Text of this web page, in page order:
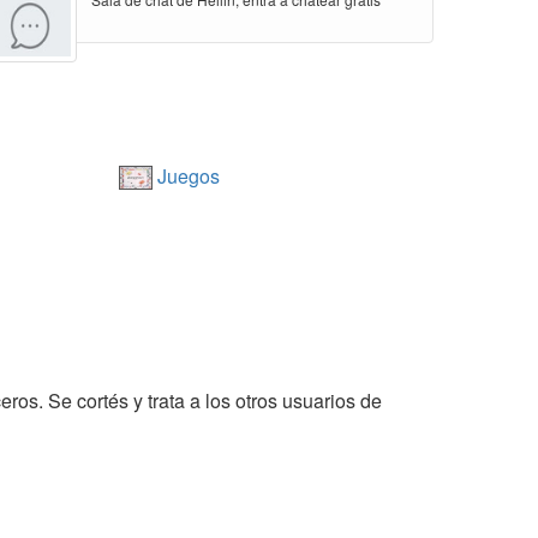
Juegos
Se cortés y trata a los otros usuarios de